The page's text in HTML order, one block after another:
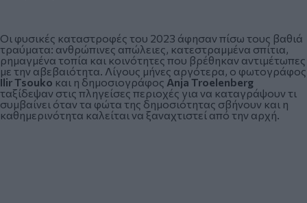
Οι φυσικές καταστροφές του 2023 άφησαν πίσω τους βαθιά
τραύματα: ανθρώπινες απώλειες, κατεστραμμένα σπίτια,
ρημαγμένα τοπία και κοινότητες που βρέθηκαν αντιμέτωπες
με την αβεβαιότητα. Λίγους μήνες αργότερα, ο φωτογράφος
IlirTsoukoκαι η δημοσιογράφος Anja Troelenberg
ταξίδεψαν στις πληγείσες περιοχές για να καταγράψουν τι
συμβαίνει όταν τα φώτα της δημοσιότητας σβήνουν και η
καθημερινότητα καλείται να ξαναχτιστεί από την αρχή.